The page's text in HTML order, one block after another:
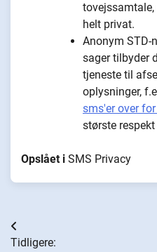
helt privat.
Anonym STD-
sager tilbyder
tjeneste til
oplysninger,
sms'er over
største
Opslået i SMS Privacy
Indlægsnavigation
Tidligere: